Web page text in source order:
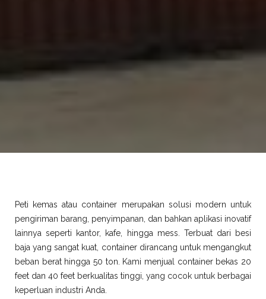
Peti kemas atau container merupakan solusi modern untuk
pengiriman barang, penyimpanan, dan bahkan aplikasi inovatif
lainnya seperti kantor, kafe, hingga mess. Terbuat dari besi
baja yang sangat kuat, container dirancang untuk mengangkut
beban berat hingga 50 ton. Kami menjual container bekas 20
feet dan 40 feet berkualitas tinggi, yang cocok untuk berbagai
keperluan industri Anda.